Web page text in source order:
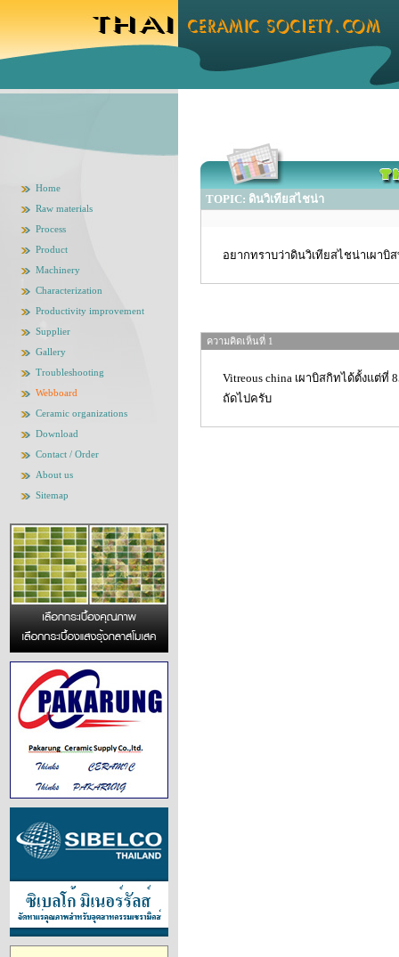
Home
Raw materials
Process
Product
Machinery
Characterization
Productivity improvement
Supplier
Gallery
Troubleshooting
Webboard
Ceramic organizations
Download
Contact / Order
About us
Sitemap
TOPIC: ดินวิเทียสไชน่า
อยากทราบว่าดินวิเทียสไชน่าเผา
ความคิดเห็นที่ 1
Vitreous china เผาบิสกิทได้ตั้งแต่
ถัดไปครับ